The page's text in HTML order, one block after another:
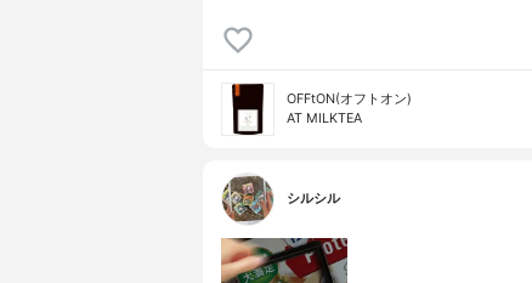
OFFtON(オフトオン)
AT MILKTEA
シルシル